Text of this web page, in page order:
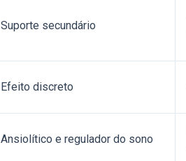
Suporte secundário
Efeito discreto
Ansiolítico e regulador do sono